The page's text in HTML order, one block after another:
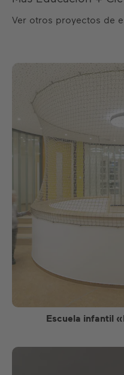
Ver otros proyectos de
Escuela infantil